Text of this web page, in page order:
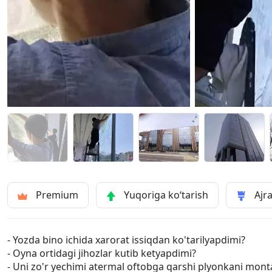
Premium Yuqoriga ko‘tarish
- Yozda bino ichida xarorat issiqdan ko'tarilyapdimi?
- Oyna ortidagi jihozlar kutib ketyapdimi?
- Uni zo'r yechimi atermal oftobga qarshi plyonkani